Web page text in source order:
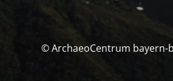
© ArchaeoCentrum bayern-